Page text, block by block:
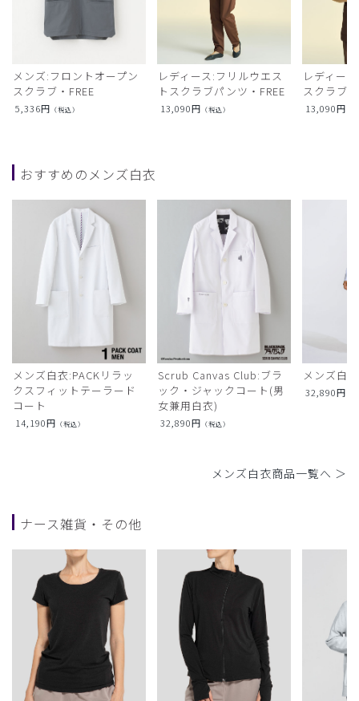
メンズ:フロントオープン
スクラブ・FREE
5,336円 （税込）
レディース:フリルウエス
トスクラブパンツ・FREE
13,090円 （税込）
レディー
スクラブ
13,090円
おすすめのメンズ白衣
メンズ白衣:PACKリラッ
クスフィットテーラード
コート
14,190円 （税込）
Scrub Canvas Club:ブラ
ック・ジャックコート(男
女兼用白衣)
32,890円 （税込）
メンズ白
32,890円
メンズ白衣商品一覧へ ＞
ナース雑貨・その他